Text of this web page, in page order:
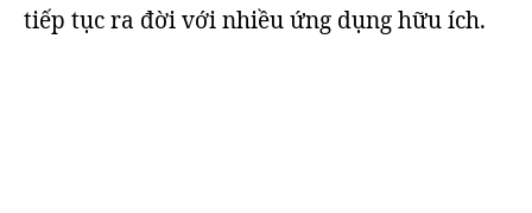
tiếp tục ra đời với nhiều ứng dụng hữu ích.